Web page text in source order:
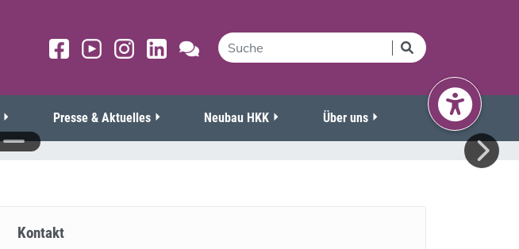
Presse & Aktuelles Neubau HKK Über uns
Kontakt